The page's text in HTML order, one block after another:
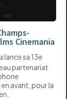
Cinemania
lance sa 13e
partenariat
avant, pour la